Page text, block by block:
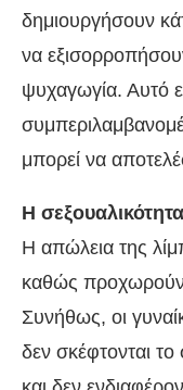
δημιουργήσουν
να
ψυχαγωγία. Αυτό
μπορεί να
Η
Η απώλεια της
καθώς
Συνήθως, οι
δεν σκέφτονται